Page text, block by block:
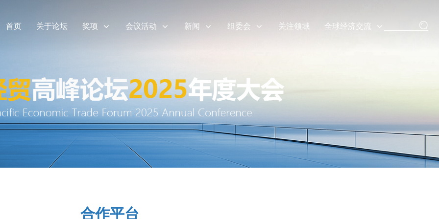
首页 关于论坛 奖项 会议活动 新闻 组委会 关注领域 全球经济交流
合作平台